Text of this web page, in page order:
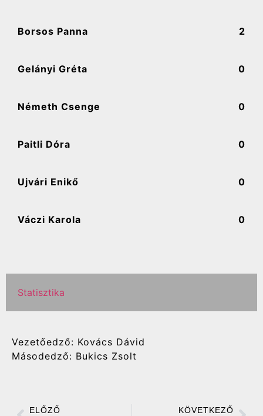
Borsos Panna 2
Gelányi Gréta 0
Németh Csenge 0
Paitli Dóra 0
Ujvári Enikő 0
Váczi Karola 0
Statisztika
Vezetőedző: Kovács Dávid
Másodedző: Bukics Zsolt
ELŐZŐ KÖVETKEZŐ